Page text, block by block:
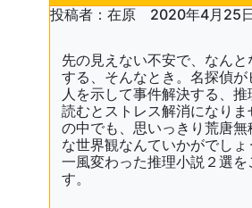
投稿者：在原 2020年4月25
先の見えない不安で、なん
する、そんなとき。名探偵が
人を示して事件解決する、
読むとストレス解消になり
の中でも、思いっきり荒唐無
な世界観なんていかがでしょ
一風変わった推理小説２選を
す。